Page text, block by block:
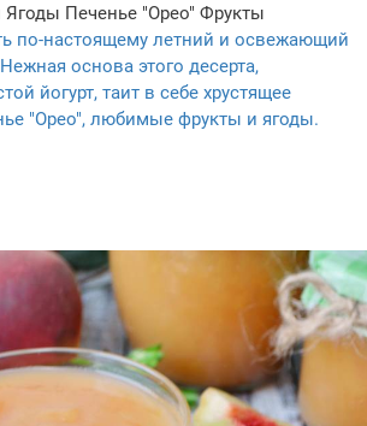
Ягоды Печенье "Орео" Фрукты
по-настоящему летний и освежающий
основа этого десерта,
йогурт, таит в себе хрустящее
"Орео", любимые фрукты и ягоды.